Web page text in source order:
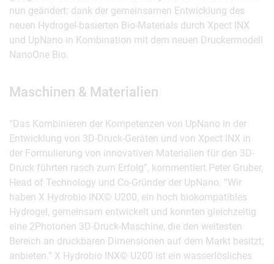
nun geändert: dank der gemeinsamen Entwicklung des
neuen Hydrogel-basierten Bio-Materials durch Xpect INX
und UpNano in Kombination mit dem neuen Druckermodell
NanoOne Bio.
Maschinen & Materialien
“Das Kombinieren der Kompetenzen von UpNano in der
Entwicklung von 3D-Druck-Geräten und von Xpect INX in
der Formulierung von innovativen Materialien für den 3D-
Druck führten rasch zum Erfolg”, kommentiert Peter Gruber,
Head of Technology und Co-Gründer der UpNano. “Wir
haben X Hydrobio INX© U200, ein hoch biokompatibles
Hydrogel, gemeinsam entwickelt und konnten gleichzeitig
eine 2Photonen 3D-Druck-Maschine, die den weitesten
Bereich an druckbaren Dimensionen auf dem Markt besitzt,
anbieten.” X Hydrobio INX© U200 ist ein wasserlösliches